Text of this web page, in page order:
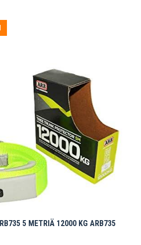
5 METRIÄ 12000 KG ARB735